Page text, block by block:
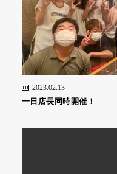
2023.02.13
一日店長同時開催！